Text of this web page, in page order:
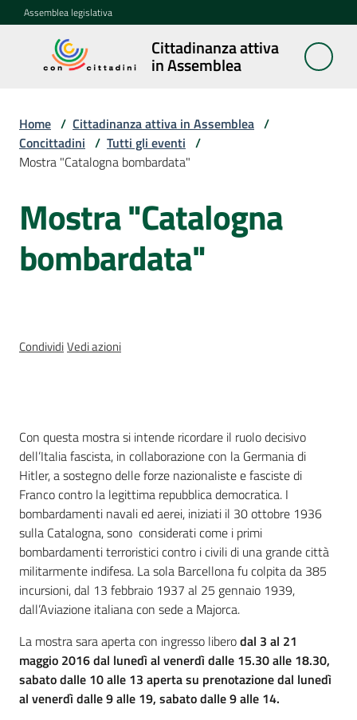
Vai al contenuto
Vai alla navigazione
Vai al footer
Assemblea legislativa
Cittadinanza attiva
in Assemblea
Cittadinanza
attiva in
Concittadini
Porte
aperte
in
Assemblea
Seguici
su
Assemblea
legislativa
Home / Cittadinanza attiva in Assemblea /
Concittadini / Tutti gli eventi /
Mostra "Catalogna bombardata"
Salta al contenuto
Mostra "Catalogna
bombardata"
CondividiVedi azioni
Cos'è
Con questa mostra si intende ricordare il ruolo decisivo
dell’Italia fascista, in collaborazione con la Germania di
Hitler, a sostegno delle forze nazionaliste e fasciste di
Franco contro la legittima repubblica democratica. I
bombardamenti navali ed aerei, iniziati il 30 ottobre 1936
sulla Catalogna, sono considerati come i primi
bombardamenti terroristici contro i civili di una grande città
militarmente indifesa. La sola Barcellona fu colpita da 385
incursioni, dal 13 febbraio 1937 al 25 gennaio 1939,
dall’Aviazione italiana con sede a Majorca.
La mostra sara aperta con ingresso liberodal 3 al 21
maggio 2016 dal lunedì al venerdì dalle 15.30 alle 18.30,
sabato dalle 10 alle 13 aperta su prenotazione dal lunedì
al venerdì dalle 9 alle 19, sabato dalle 9 alle 14.